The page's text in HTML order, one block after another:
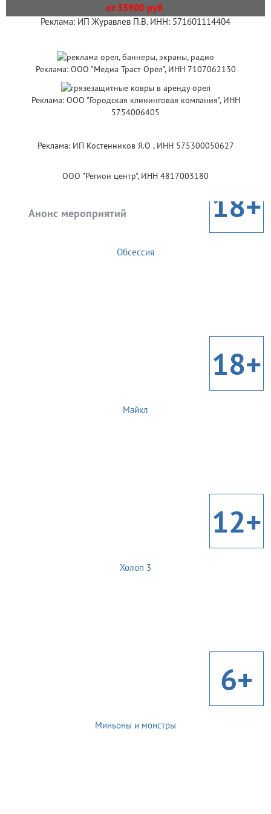
от 33900 руб.
Реклама: ИП Журавлев П.В. ИНН: 571601114404
Реклама: ООО "Медиа Траст Орёл", ИНН 7107062130
Реклама: ООО "Городская клининговая компания", ИНН
5754006405
Реклама: ИП Костенников Я.О , ИНН 575300050627
ООО "Регион центр", ИНН 4817003180
Анонс мероприятий 18+
Обсессия
18+
Майкл
12+
Холоп 3
6+
Миньоны и монстры